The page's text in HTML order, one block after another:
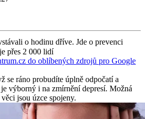
o hodinu dříve. Jde o prevenci
přes 2 000 lidí
do oblíbených zdrojů pro Google
se ráno probudíte úplně odpočatí a
výborný i na zmírnění depresí. Možná
jsou úzce spojeny.